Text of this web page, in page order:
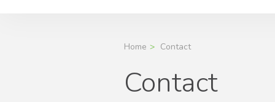
Home Contact
Contact